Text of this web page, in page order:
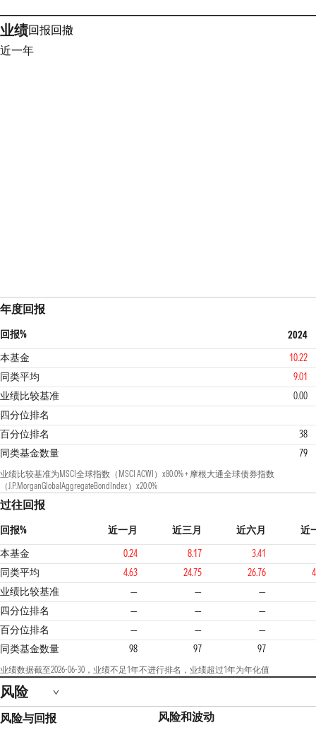
业绩回报回撤
近一年
年度回报
回报%
2024
本基金
10.22
同类平均
9.01
业绩比较基准
0.00
四分位排名
2 4
百分位排名
38
同类基金数量
79
业绩比较基准为MSCI全球指数（MSCI ACWI）x80.0% + 摩根大通全球债券指数
（J.P.MorganGlobalAggregateBondIndex）x20.0%
过往回报
回报% 近一月 近三月 近六月
近
本基金
0.24 8.17
3.41
同类平均
4.63 24.75 26.76
业绩比较基准
— —
—
四分位排名
— — —
4
百分位排名 — —
—
同类基金数量
98 97 97
业绩数据截至2026-06-30，业绩不足1年不进行排名，业绩超过1年为年化值
风险
风险与回报 风险和波动